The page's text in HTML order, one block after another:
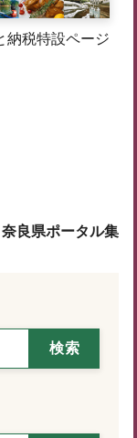
納税特設ページ
奈良県ポータル集